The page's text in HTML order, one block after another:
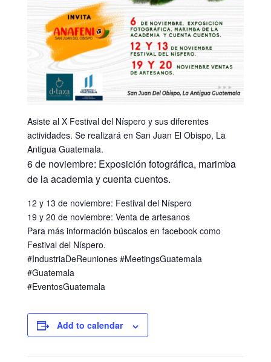
Asiste al X Festival del Níspero y sus diferentes
actividades. Se realizará en San Juan El Obispo, La
Antigua Guatemala.
6 de noviembre: Exposición fotográfica, marimba
de la academia y cuenta cuentos.
12 y 13 de noviembre: Festival del Níspero
19 y 20 de noviembre: Venta de artesanos
Para más información búscalos en facebook como
Festival del Níspero.
#IndustriaDeReuniones #MeetingsGuatemala
#Guatemala
#EventosGuatemala
Add to calendar